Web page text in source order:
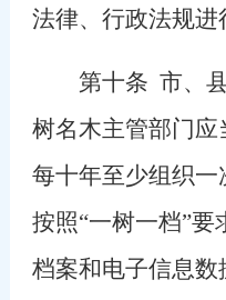
法律、行政法规进
第十条 市、
树名木主管部门应
每十年至少组织一
按照“一树一档”
档案和电子信息